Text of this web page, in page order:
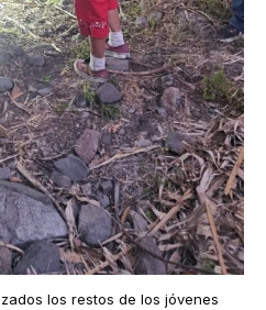
los restos de los jóvenes